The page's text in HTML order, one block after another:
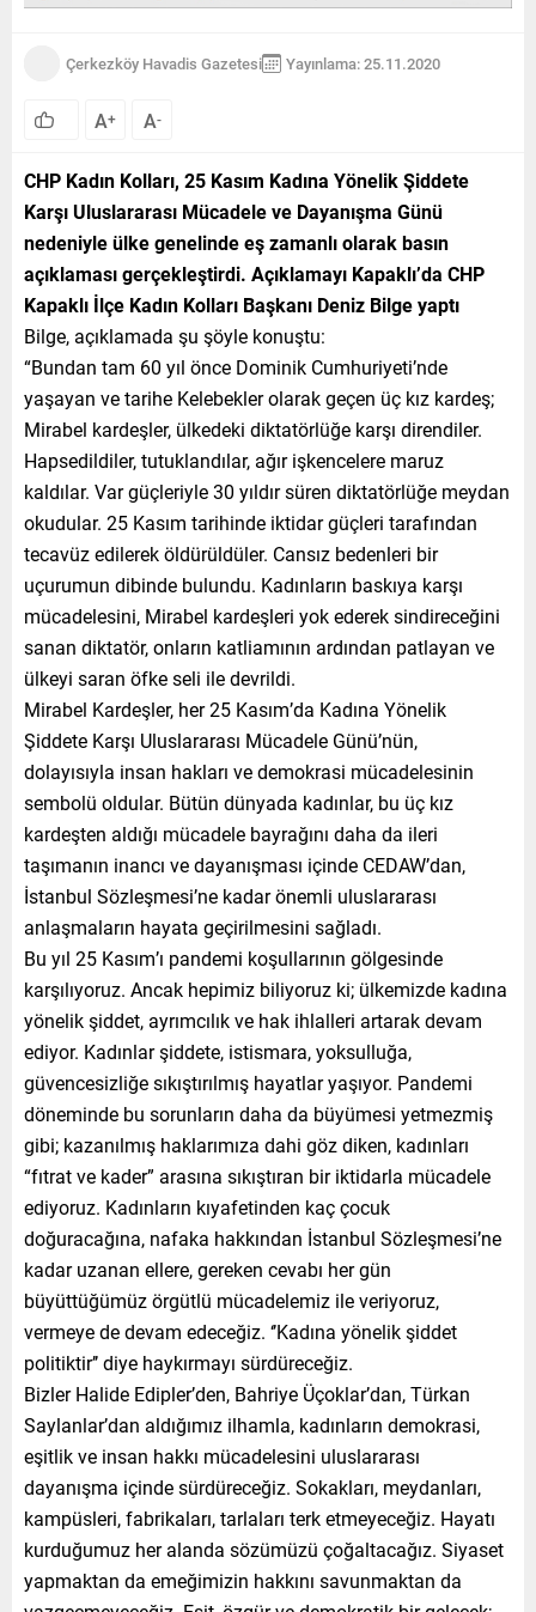
Çerkezköy Havadis Gazetesi Yayınlama: 25.11.2020
A+ A-
CHP Kadın Kolları, 25 Kasım Kadına Yönelik Şiddete
Karşı Uluslararası Mücadele ve Dayanışma Günü
nedeniyle ülke genelinde eş zamanlı olarak basın
açıklaması gerçekleştirdi. Açıklamayı Kapaklı’da CHP
Kapaklı İlçe Kadın Kolları Başkanı Deniz Bilge yaptı
Bilge, açıklamada şu şöyle konuştu:
“Bundan tam 60 yıl önce Dominik Cumhuriyeti’nde
yaşayan ve tarihe Kelebekler olarak geçen üç kız kardeş;
Mirabel kardeşler, ülkedeki diktatörlüğe karşı direndiler.
Hapsedildiler, tutuklandılar, ağır işkencelere maruz
kaldılar. Var güçleriyle 30 yıldır süren diktatörlüğe meydan
okudular. 25 Kasım tarihinde iktidar güçleri tarafından
tecavüz edilerek öldürüldüler. Cansız bedenleri bir
uçurumun dibinde bulundu. Kadınların baskıya karşı
mücadelesini, Mirabel kardeşleri yok ederek sindireceğini
sanan diktatör, onların katliamının ardından patlayan ve
ülkeyi saran öfke seli ile devrildi.
Mirabel Kardeşler, her 25 Kasım’da Kadına Yönelik
Şiddete Karşı Uluslararası Mücadele Günü’nün,
dolayısıyla insan hakları ve demokrasi mücadelesinin
sembolü oldular. Bütün dünyada kadınlar, bu üç kız
kardeşten aldığı mücadele bayrağını daha da ileri
taşımanın inancı ve dayanışması içinde CEDAW’dan,
İstanbul Sözleşmesi’ne kadar önemli uluslararası
anlaşmaların hayata geçirilmesini sağladı.
Bu yıl 25 Kasım’ı pandemi koşullarının gölgesinde
karşılıyoruz. Ancak hepimiz biliyoruz ki; ülkemizde kadına
yönelik şiddet, ayrımcılık ve hak ihlalleri artarak devam
ediyor. Kadınlar şiddete, istismara, yoksulluğa,
güvencesizliğe sıkıştırılmış hayatlar yaşıyor. Pandemi
döneminde bu sorunların daha da büyümesi yetmezmiş
gibi; kazanılmış haklarımıza dahi göz diken, kadınları
“fıtrat ve kader” arasına sıkıştıran bir iktidarla mücadele
ediyoruz. Kadınların kıyafetinden kaç çocuk
doğuracağına, nafaka hakkından İstanbul Sözleşmesi’ne
kadar uzanan ellere, gereken cevabı her gün
büyüttüğümüz örgütlü mücadelemiz ile veriyoruz,
vermeye de devam edeceğiz. ‘’Kadına yönelik şiddet
politiktir’’ diye haykırmayı sürdüreceğiz.
Bizler Halide Edipler’den, Bahriye Üçoklar’dan, Türkan
Saylanlar’dan aldığımız ilhamla, kadınların demokrasi,
eşitlik ve insan hakkı mücadelesini uluslararası
dayanışma içinde sürdüreceğiz. Sokakları, meydanları,
kampüsleri, fabrikaları, tarlaları terk etmeyeceğiz. Hayatı
kurduğumuz her alanda sözümüzü çoğaltacağız. Siyaset
yapmaktan da emeğimizin hakkını savunmaktan da